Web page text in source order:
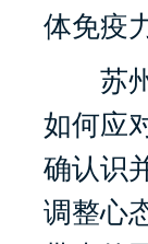
体免疫
苏州
如何应
确认识
调整心